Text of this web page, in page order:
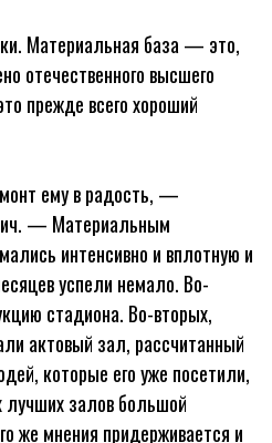
Материальная база — это,
отечественного высшего
прежде всего хороший
ему в радость, —
— Материальным
интенсивно и вплотную и
успели немало. Во-
стадиона. Во-вторых,
актовый зал, рассчитанный
которые его уже посетили,
лучших залов большой
же мнения придерживается и